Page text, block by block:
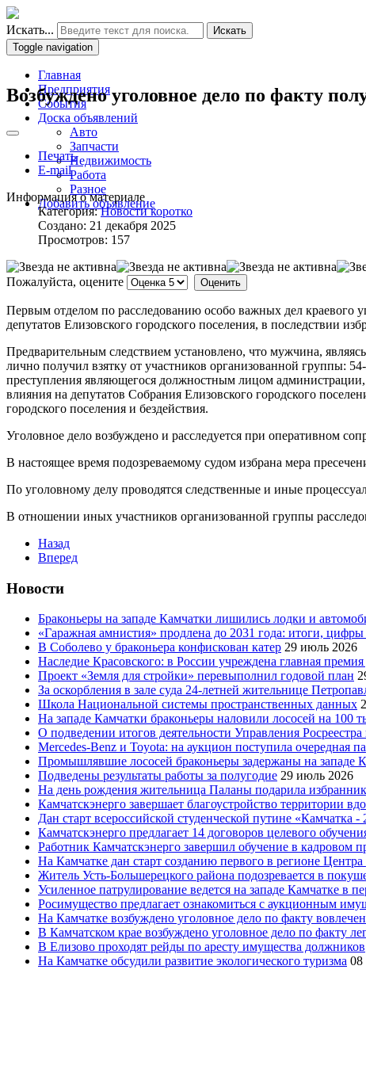
Искать...
Искать
Toggle navigation
Главная
Предприятия
События
Доска объявлений
Авто
Запчасти
Недвижимость
Работа
Разное
Добавить объявление
Возбуждено уголовное дело по факту
Печать
E-mail
Информация о материале
Категория:Новости коротко
Создано: 21 декабря 2025
Просмотров: 157
Пожалуйста, оцените
Первым отделом по расследованию особо важных дел краевого
депутатов Елизовского городского поселения, в последствии
Предварительным следствием установлено, что мужчина,
лично получил взятку от участников организованной группы:
преступления являющегося должностным лицом
влияния на депутатов Собрания Елизовского городского
городского поселения и бездействия.
Уголовное дело возбуждено и расследуется при оперативном
В настоящее время подозреваемому судом избрана мера
По уголовному делу проводятся следственные и иные
В отношении иных участников организованной группы
Назад
Вперед
Новости
Браконьеры на западе Камчатки лишились лодки и
«Гаражная амнистия» продлена до 2031 года: итоги,
В Соболево у браконьера конфискован катер 29 июль 2026
Наследие Красовского: в России учреждена главная премия
Проект «Земля для стройки» перевыполнил годовой план
За оскорбления в зале суда 24-летней жительнице
Школа Национальной системы пространственных данных
На западе Камчатки браконьеры наловили лососей на 100
О подведении итогов деятельности Управления
Mercedes-Benz и Toyota: на аукцион поступила очередная
Промышлявшие лососей браконьеры задержаны на западе
Подведены результаты работы за полугодие 29 июль 2026
На день рождения жительница Паланы подарила
Камчатскэнерго завершает благоустройство территории
Дан старт всероссийской студенческой путине «Камчатка -
Камчатскэнерго предлагает 14 договоров целевого
Работник Камчатскэнерго завершил обучение в кадровом
На Камчатке дан старт созданию первого в регионе
Житель Усть-Большерецкого района подозревается в
Усиленное патрулирование ведется на западе Камчатке в
Росимущество предлагает ознакомиться с аукционным
На Камчатке возбуждено уголовное дело по факту
В Камчатском крае возбуждено уголовное дело по факту
В Елизово проходят рейды по аресту имущества должников
На Камчатке обсудили развитие экологического туризма 08